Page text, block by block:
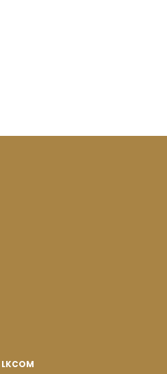
LKCOM